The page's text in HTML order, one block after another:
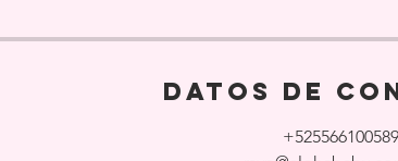
Datos de
+525566100589